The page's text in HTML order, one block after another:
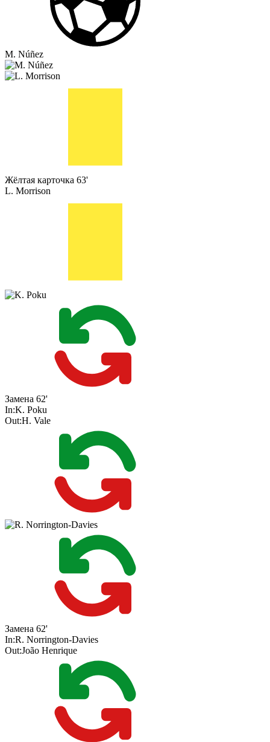
M. Núñez
Жёлтая карточка 63'
L. Morrison
Замена 62'
In:K. Poku
Out:H. Vale
Замена 62'
In:R. Norrington-Davies
Out:João Henrique